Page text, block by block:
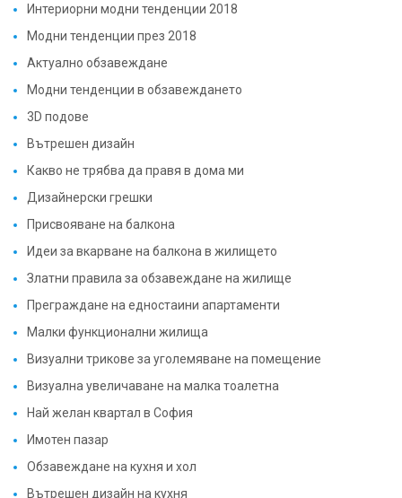
Интериорни модни тенденции 2018
Модни тенденции през 2018
Актуално обзавеждане
Модни тенденции в обзавеждането
3D подове
Вътрешен дизайн
Какво не трябва да правя в дома ми
Дизайнерски грешки
Присвояване на балкона
Идеи за вкарване на балкона в жилището
Златни правила за обзавеждане на жилище
Преграждане на едностаини апартаменти
Малки функционални жилища
Визуални трикове за уголемяване на помещение
Визуална увеличаване на малка тоалетна
Най желан квартал в София
Имотен пазар
Обзавеждане на кухня и хол
Вътрешен дизайн на кухня